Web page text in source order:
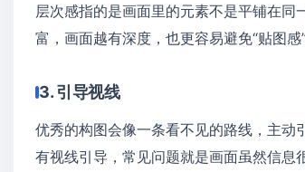
层次感指的是画面里的元素不是平铺在
富，画面越有深度，也更容易避免“贴图感”
3. 引导视线
优秀的构图会像一条看不见的路线，主
有视线引导，常见问题就是画面虽然信息